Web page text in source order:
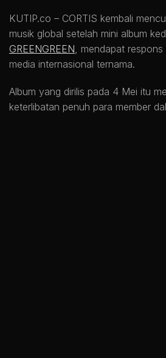
KUTIP.co – CORTIS kembali
musik global setelah mini album
GREENGREEN , mendapat
media internasional ternama.
Album yang dirilis pada 4 Mei itu
keterlibatan penuh para member